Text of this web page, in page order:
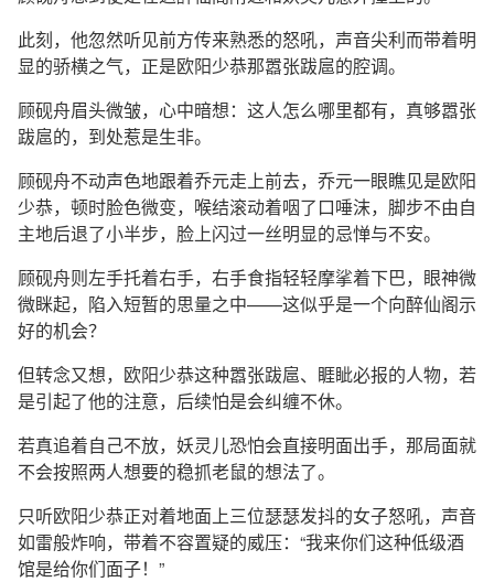
此刻，他忽然听见前方传来熟悉的怒吼，声音尖利而带着明
显的骄横之气，正是欧阳少恭那嚣张跋扈的腔调。
顾砚舟眉头微皱，心中暗想：这人怎么哪里都有，真够嚣张
跋扈的，到处惹是生非。
顾砚舟不动声色地跟着乔元走上前去，乔元一眼瞧见是欧阳
少恭，顿时脸色微变，喉结滚动着咽了口唾沫，脚步不由自
主地后退了小半步，脸上闪过一丝明显的忌惮与不安。
顾砚舟则左手托着右手，右手食指轻轻摩挲着下巴，眼神微
微眯起，陷入短暂的思量之中——这似乎是一个向醉仙阁示
好的机会？
但转念又想，欧阳少恭这种嚣张跋扈、睚眦必报的人物，若
是引起了他的注意，后续怕是会纠缠不休。
若真追着自己不放，妖灵儿恐怕会直接明面出手，那局面就
不会按照两人想要的稳抓老鼠的想法了。
只听欧阳少恭正对着地面上三位瑟瑟发抖的女子怒吼，声音
如雷般炸响，带着不容置疑的威压：“我来你们这种低级酒
馆是给你们面子！”